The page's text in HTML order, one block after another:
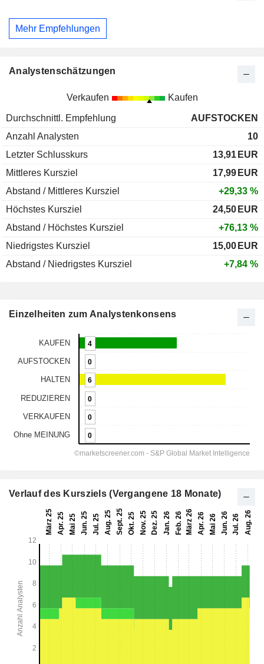
Mehr Empfehlungen
Analystenschätzungen
Verkaufen Kaufen
Durchschnittl. Empfehlung
AUFSTOCKEN
Anzahl Analysten
10
Letzter Schlusskurs
13,91 EUR
Mittleres Kursziel
17,99 EUR
Abstand / Mittleres Kursziel
+29,33 %
Höchstes Kursziel
24,50 EUR
Abstand / Höchstes Kursziel
+76,13 %
Niedrigstes Kursziel
15,00 EUR
Abstand / Niedrigstes Kursziel
+7,84 %
Einzelheiten zum Analystenkonsens
Verlauf des Kursziels (Vergangene 18 Monate)